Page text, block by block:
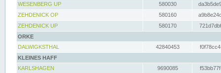
WESENBERG UP
580030
ZEHDENICK OP
580160
ZEHDENICK UP
580170
ORKE
DALWIGKSTHAL
42840453
KLEINES HAFF
KARLSHAGEN
9690085